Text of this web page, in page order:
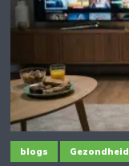
blogs Gezondheid